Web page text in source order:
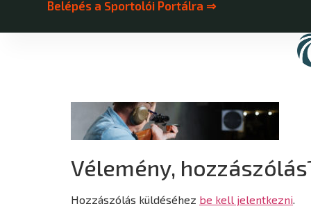
Belépés a Sportolói Portálra ⇒
Vélemény,
Hozzászólás küldéséhez be kell jelentkezni.